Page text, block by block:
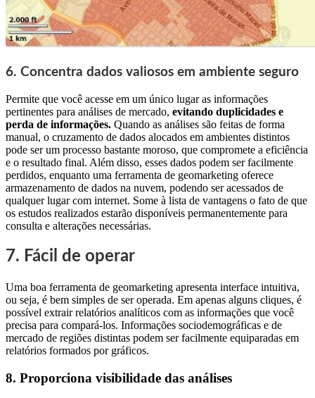
6. Concentra dados valiosos em ambiente seguro
Permite que você acesse em um único lugar as informações
pertinentes para análises de mercado, evitando duplicidades e
perda de informações. Quando as análises são feitas de forma
manual, o cruzamento de dados alocados em ambientes distintos
pode ser um processo bastante moroso, que compromete a eficiência
e o resultado final. Além disso, esses dados podem ser facilmente
perdidos, enquanto uma ferramenta de geomarketing oferece
armazenamento de dados na nuvem, podendo ser acessados de
qualquer lugar com internet. Some à lista de vantagens o fato de que
os estudos realizados estarão disponíveis permanentemente para
consulta e alterações necessárias.
7. Fácil de operar
Uma boa ferramenta de geomarketing apresenta interface intuitiva,
ou seja, é bem simples de ser operada. Em apenas alguns cliques, é
possível extrair relatórios analíticos com as informações que você
precisa para compará-los. Informações sociodemográficas e de
mercado de regiões distintas podem ser facilmente equiparadas em
relatórios formados por gráficos.
8. Proporciona visibilidade das análises